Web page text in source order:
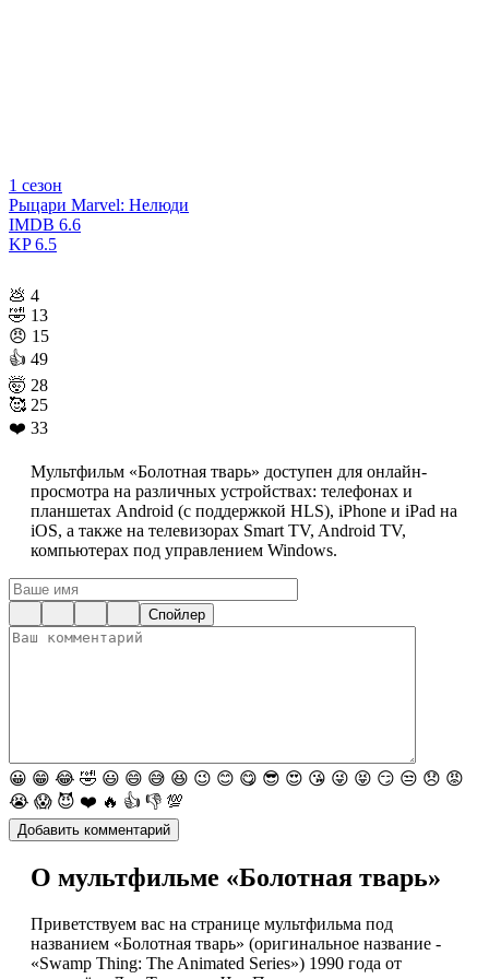
1 сезон
Рыцари Marvel: Нелюди
IMDB 6.6
KP6.5
💩 4
🤣 13
😠 15
👍 49
🤯 28
🥰 25
❤️ 33
Мультфильм «Болотная тварь» доступен для онлайн-
просмотра на различных устройствах: телефонах и
планшетах Android (с поддержкой HLS), iPhone и iPad на
iOS, а также на телевизорах Smart TV, Android TV,
компьютерах под управлением Windows.
Спойлер
😀 😁 😂 🤣 😃 😄 😅 😆 😉 😊 😋 😎 😍 😘 😜 😝 😏 😒 😞 😡
😭 😱 😈 ❤️ 🔥 👍 👎 💯
О мультфильме «Болотная тварь»
Приветствуем вас на странице мультфильма под
названием «Болотная тварь» (оригинальное название -
«Swamp Thing: The Animated Series») 1990 года от